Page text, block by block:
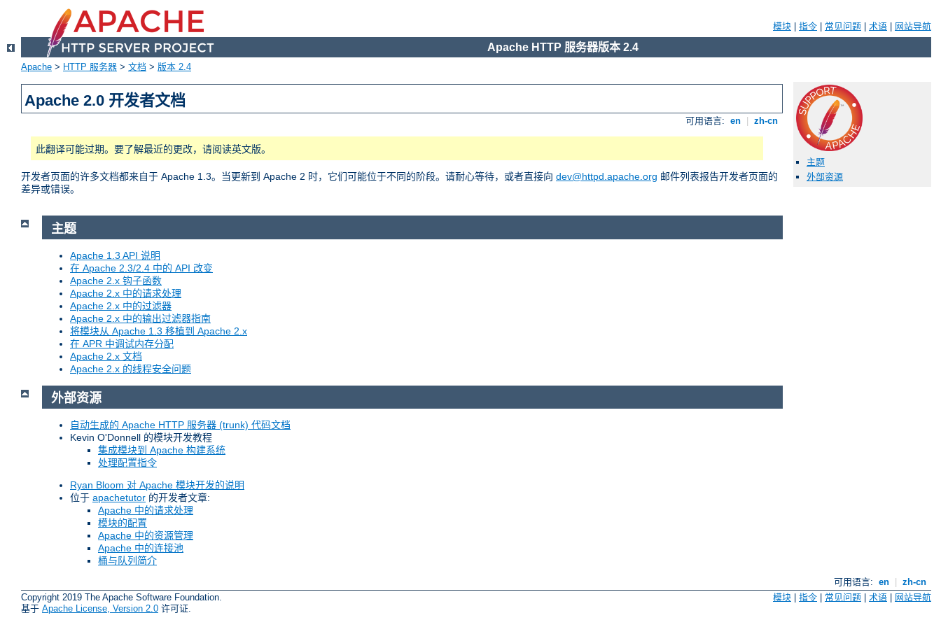
模块 指令 常见问题 术语 网站导航
Apache HTTP 服务器版本 2.4
Apache > HTTP 服务器 > 文档 > 版本 2.4
Apache 2.0 开发者文档
可用语言: en zh-cn
此翻译可能过期。要了解最近的更改，请阅读英文版。
开发者页面的许多文档都来自于 Apache 1.3。当更新到 Apache 2 时，它们可能位于不同的阶段。请耐心等待，或者直接向 dev@httpd.apache.org 邮件列表报告开发者页面的
差异或错误。
主题
外部资源
主题
Apache 1.3 API 说明
在 Apache 2.3/2.4 中的 API 改变
Apache 2.x 钩子函数
Apache 2.x 中的请求处理
Apache 2.x 中的过滤器
Apache 2.x 中的输出过滤器指南
将模块从 Apache 1.3 移植到 Apache 2.x
在 APR 中调试内存分配
Apache 2.x 文档
Apache 2.x 的线程安全问题
外部资源
自动生成的 Apache HTTP 服务器 (trunk) 代码文档
Kevin O'Donnell 的模块开发教程
集成模块到 Apache 构建系统
处理配置指令
Ryan Bloom 对 Apache 模块开发的说明
位于 apachetutor 的开发者文章:
Apache 中的请求处理
模块的配置
Apache 中的资源管理
Apache 中的连接池
桶与队列简介
可用语言: en
zh-cn
Copyright 2019 The Apache Software Foundation.
基于 Apache License, Version 2.0 许可证.
模块 指令 常见问题 术语 网站导航